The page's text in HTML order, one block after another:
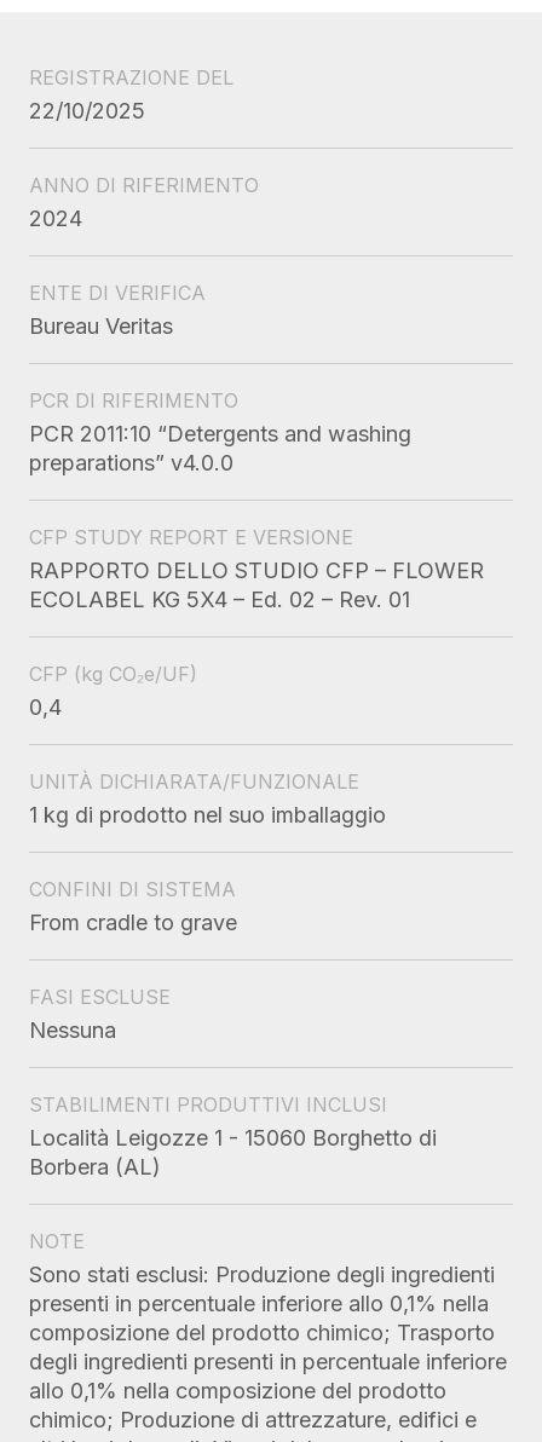
REGISTRAZIONE DEL
22/10/2025
ANNO DI RIFERIMENTO
2024
ENTE DI VERIFICA
Bureau Veritas
PCR DI RIFERIMENTO
PCR 2011:10 “Detergents and washing
preparations” v4.0.0
CFP STUDY REPORT E VERSIONE
RAPPORTO DELLO STUDIO CFP – FLOWER
ECOLABEL KG 5X4 – Ed. 02 – Rev. 01
CFP (kg CO₂e/UF)
0,4
UNITÀ DICHIARATA/FUNZIONALE
1 kg di prodotto nel suo imballaggio
CONFINI DI SISTEMA
From cradle to grave
FASI ESCLUSE
Nessuna
STABILIMENTI PRODUTTIVI INCLUSI
Località Leigozze 1 - 15060 Borghetto di
Borbera (AL)
NOTE
Sono stati esclusi: Produzione degli ingredienti
presenti in percentuale inferiore allo 0,1% nella
composizione del prodotto chimico; Trasporto
degli ingredienti presenti in percentuale inferiore
allo 0,1% nella composizione del prodotto
chimico; Produzione di attrezzature, edifici e